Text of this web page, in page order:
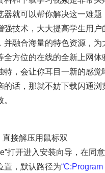
器就可以帮你解决这一难题
强技术，大大提高学生用户
并融合海量的特色资源，为
全方位的在线的全新上网体
特，会让你耳目一新的感觉
的话，那就不妨下载闪通浏
接解压用鼠标双
打开进入安装向导，在同
置，默认路径为